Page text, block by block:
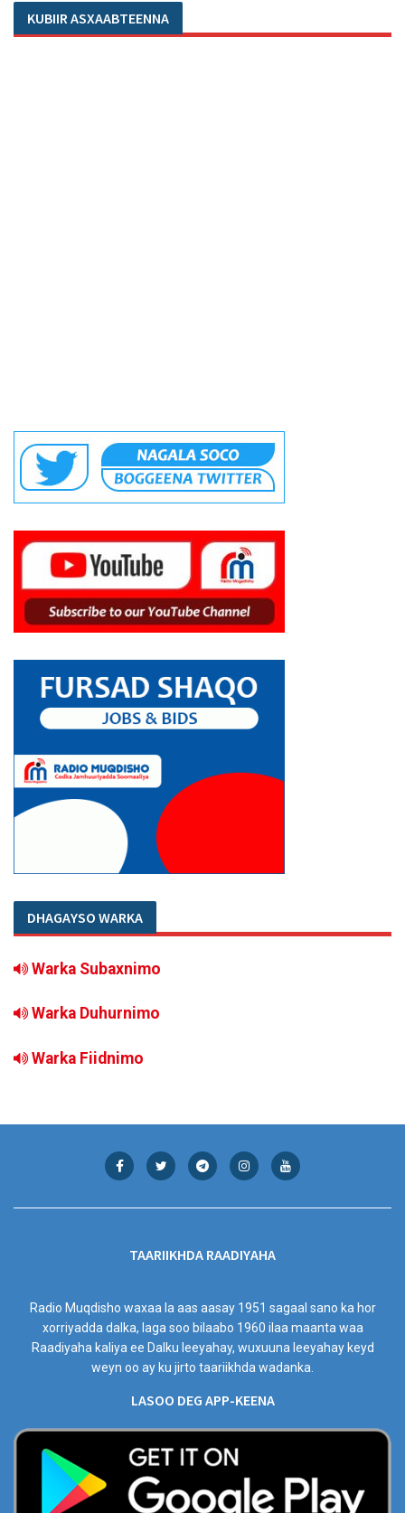
KUBIIR ASXAABTEENNA
DHAGAYSO WARKA
Warka Subaxnimo
Warka Duhurnimo
Warka Fiidnimo
TAARIIKHDA RAADIYAHA
Radio Muqdisho waxaa la aas aasay 1951 sagaal sano ka hor
xorriyadda dalka, laga soo bilaabo 1960 ilaa maanta waa
Raadiyaha kaliya ee Dalku leeyahay, wuxuuna leeyahay keyd
weyn oo ay ku jirto taariikhda wadanka.
LASOO DEG APP-KEENA